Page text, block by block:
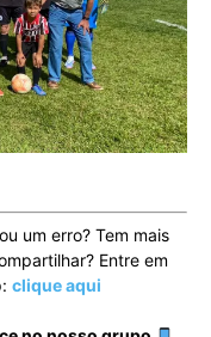
um erro? Tem mais
Entre em
clique aqui